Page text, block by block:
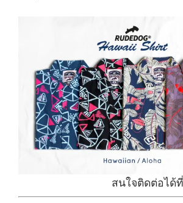
สนใจติดต่อได้